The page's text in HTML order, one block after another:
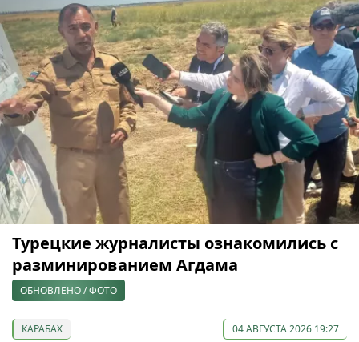
Турецкие журналисты ознакомились с
разминированием Агдама
ОБНОВЛЕНО / ФОТО
КАРАБАХ 04 АВГУСТА 2026 19:27